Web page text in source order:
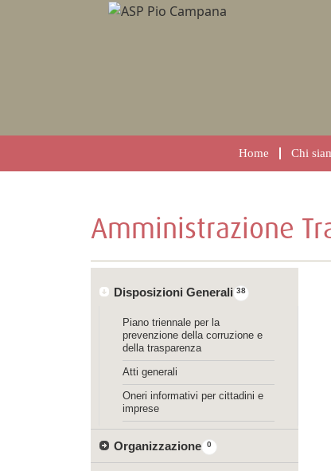
Home Chi
Amministrazione
38
Disposizioni Generali
Piano triennale per la
prevenzione della corruzione e
della trasparenza
Atti generali
Oneri informativi per cittadini e
imprese
0
Organizzazione